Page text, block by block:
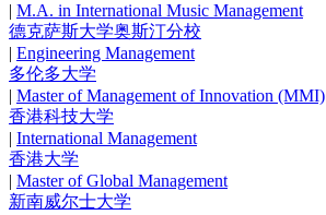
| M.A. in International Music Management
德克萨斯大学奥斯汀分校
| Engineering Management
多伦多大学
| Master of Management of Innovation (MMI)
香港科技大学
| International Management
香港大学
| Master of Global Management
新南威尔士大学